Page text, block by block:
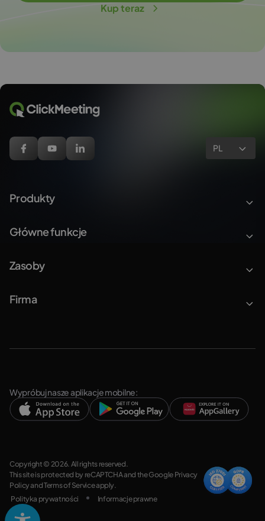
Kup teraz
PL
Produkty
Główne funkcje
Zasoby
Firma
Wypróbuj nasze aplikacje mobilne:
Copyright © 2026. All rights reserved.
This site is protected by reCAPTCHA and the Google Privacy
PolicyandTerms of Serviceapply.
Polityka prywatności
Informacje prawne